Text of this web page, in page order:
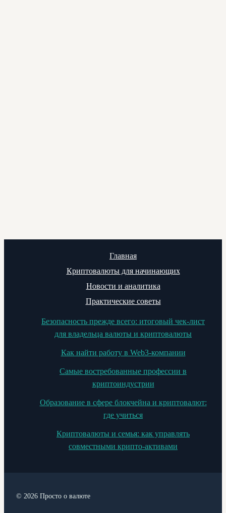
Главная
Криптовалюты для начинающих
Новости и аналитика
Практические советы
Безопасность прежде всего: итоговый чек-лист
для владельца валюты и криптовалюты
Как найти работу в Web3-компании
Самые востребованные профессии в
криптоиндустрии
Образование в сфере блокчейна и криптовалют:
где учиться
Криптовалюты и семья: как управлять
совместными крипто-активами
© 2026 Просто о валюте